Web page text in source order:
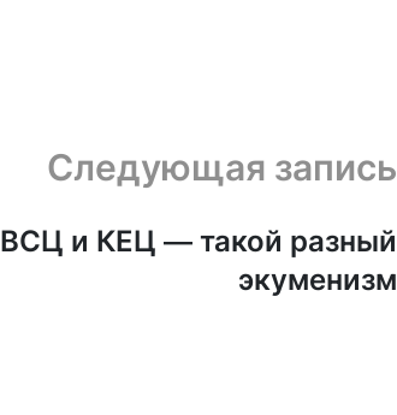
Следующая запись
ВСЦ и КЕЦ — такой разный
экуменизм